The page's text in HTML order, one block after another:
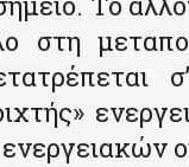
στη